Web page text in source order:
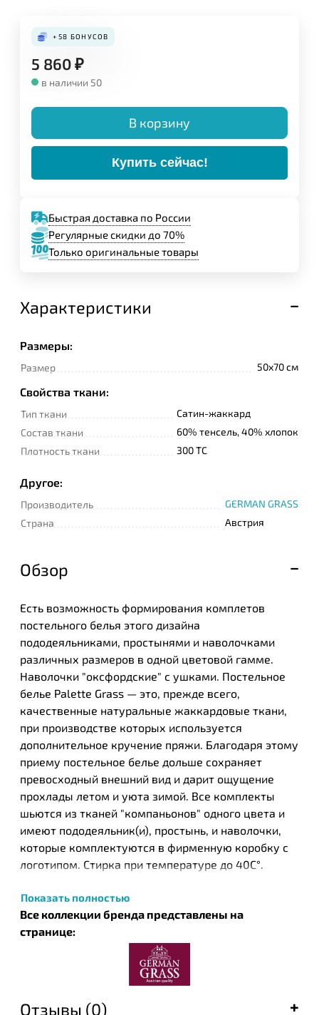
+58 БОНУСОВ
5 860₽
в наличии 50
В корзину
Купить сейчас!
Быстрая доставка по России
Регулярные скидки до 70%
Только оригинальные товары
Характеристики
Размеры:
Размер 50x70 см
Свойства ткани:
Тип ткани
Сатин-жаккард
Состав ткани
60% тенсель, 40% хлопок
Плотность ткани
300 TC
Другое:
Производитель
GERMAN GRASS
Страна
Австрия
Обзор
Есть возможность формирования комплетов
постельного белья этого дизайна
пододеяльниками, простынями и наволочками
различных размеров в одной цветовой гамме.
Наволочки "оксфордские" с ушками. Постельное
белье Palette Grass — это, прежде всего,
качественные натуральные жаккардовые ткани,
при производстве которых используется
дополнительное кручение пряжи. Благодаря этому
приему постельное белье дольше сохраняет
превосходный внешний вид и дарит ощущение
прохлады летом и уюта зимой. Все комплекты
шьются из тканей "компаньонов" одного цвета и
имеют пододеяльник(и), простынь, и наволочки,
которые комплектуются в фирменную коробку с
логотипом. Стирка при температуре до 40С°.
пряжи жаккардового переплетения. Рисунок на
ткани выполняется в процессе ткачества путем
переплетения нитей, в результате чего
образуются узоры. Яркий рисунок получается с
обеих сторон, что делает ткань более эффектной.
Такая технология позволяет улучшить качества
ткани и ее внешний вид.
Показать полностью
Все коллекции бренда представлены на
странице:
Отзывы (0)